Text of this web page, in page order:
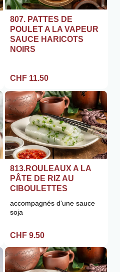
807. PATTES DE
POULET A LA VAPEUR
SAUCE HARICOTS
NOIRS
CHF 11.50
813.ROULEAUX A LA
PÂTE DE RIZ AU
CIBOULETTES
accompagnés d'une sauce
soja
CHF 9.50